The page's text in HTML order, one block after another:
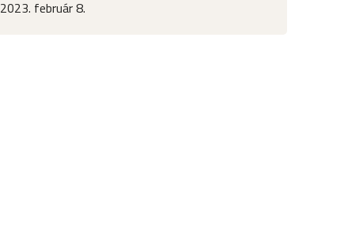
2023. február 8.